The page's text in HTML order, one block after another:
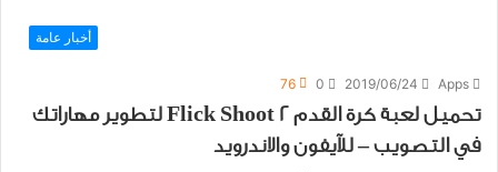
أخبار عامة
Apps
2019/06/24
0
76
تحميل ﻟﻌﺒﺔ كرة القدم Flick Shoot 2 لتطوير مهاراتك
في التصويب – للآيفون والاندرويد